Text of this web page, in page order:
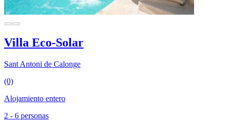
Villa Eco-Solar
Sant Antoni de Calonge
(0)
Alojamiento entero
2 - 6 personas